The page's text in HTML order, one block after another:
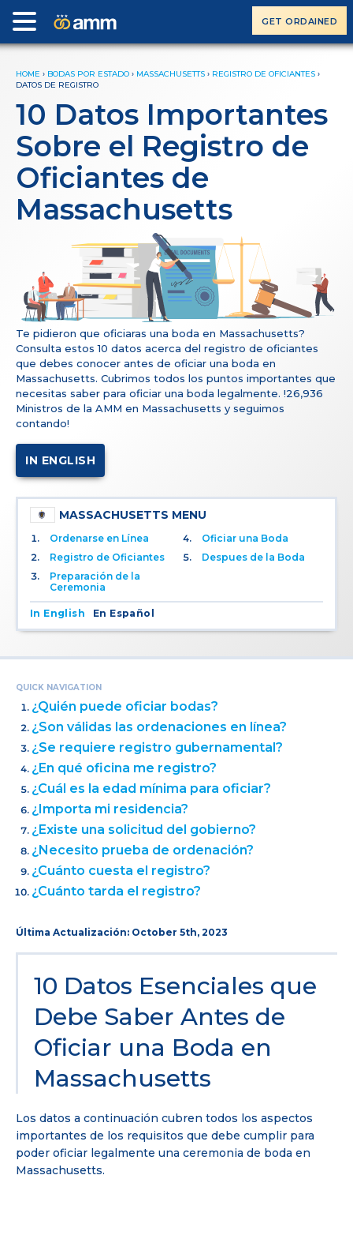
GET ORDAINED
HOME › BODAS POR ESTADO › MASSACHUSETTS › REGISTRO DE OFICIANTES ›
DATOS DE REGISTRO
10 Datos Importantes
Sobre el Registro de
Oficiantes de
Massachusetts
Te pidieron que oficiaras una boda en Massachusetts?
Consulta estos 10 datos acerca del registro de oficiantes
que debes conocer antes de oficiar una boda en
Massachusetts. Cubrimos todos los puntos importantes que
necesitas saber para oficiar una boda legalmente. !26,936
Ministros de la AMM en Massachusetts y seguimos
contando!
IN ENGLISH
MASSACHUSETTS MENU
Ordenarse en Línea
Registro de Oficiantes
Preparación de la
Ceremonia
Oficiar una Boda
Despues de la Boda
In English En Español
QUICK NAVIGATION
¿Quién puede oficiar bodas?
¿Son válidas las ordenaciones en línea?
¿Se requiere registro gubernamental?
¿En qué oficina me registro?
¿Cuál es la edad mínima para oficiar?
¿Importa mi residencia?
¿Existe una solicitud del gobierno?
¿Necesito prueba de ordenación?
¿Cuánto cuesta el registro?
¿Cuánto tarda el registro?
Última Actualización: October 5th, 2023
10 Datos Esenciales que
Debe Saber Antes de
Oficiar una Boda en
Massachusetts
Los datos a continuación cubren todos los aspectos
importantes de los requisitos que debe cumplir para
poder oficiar legalmente una ceremonia de boda en
Massachusetts.